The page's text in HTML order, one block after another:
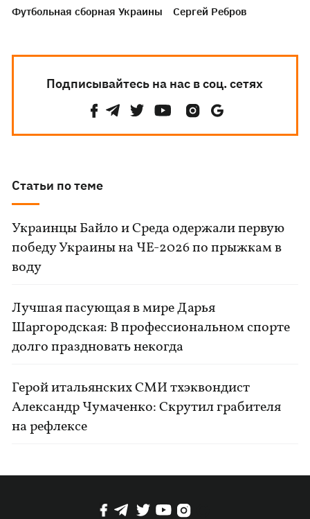
Футбольная сборная Украины
Сергей Ребров
Подписывайтесь на нас в соц. сетях
Статьи по теме
Украинцы Байло и Среда одержали первую
победу Украины на ЧЕ-2026 по прыжкам в
воду
Лучшая пасующая в мире Дарья
Шаргородская: В профессиональном спорте
долго праздновать некогда
Герой итальянских СМИ тхэквондист
Александр Чумаченко: Скрутил грабителя
на рефлексе